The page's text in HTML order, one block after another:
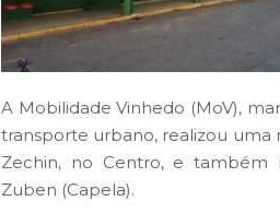
A Mobilidade Vinhedo (MoV),
transporte urbano, realizou uma
Zechin, no Centro, e também
Zuben (Capela).